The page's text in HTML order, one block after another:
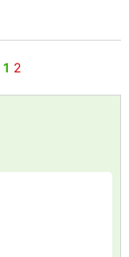
1 2